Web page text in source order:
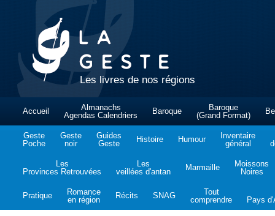
Les livres de nos régions
Accueil
Almanachs
Agendas Calendriers
Baroque
Baroque
(Grand Format)
Geste
Poche
Geste
noir
Guides
Geste
Histoire Humour
Inventaire
général
Les
Provinces Retrouvées
Les
veillées d'antan
Marmaille
Moissons
Noires
Pratique
Romance
en région
Récits SNAG
Tout
comprendre
Pays